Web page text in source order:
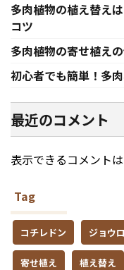
多肉植物の植え替え
コツ
多肉植物の寄せ植え
初心者でも簡単！多
最近のコメント
表示できるコメントは
Tag
コチレドン ジョウロ
寄せ植え 植え替え